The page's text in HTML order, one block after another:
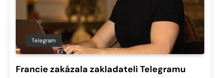
Telegram
Francie zakázala zakladateli Telegramu